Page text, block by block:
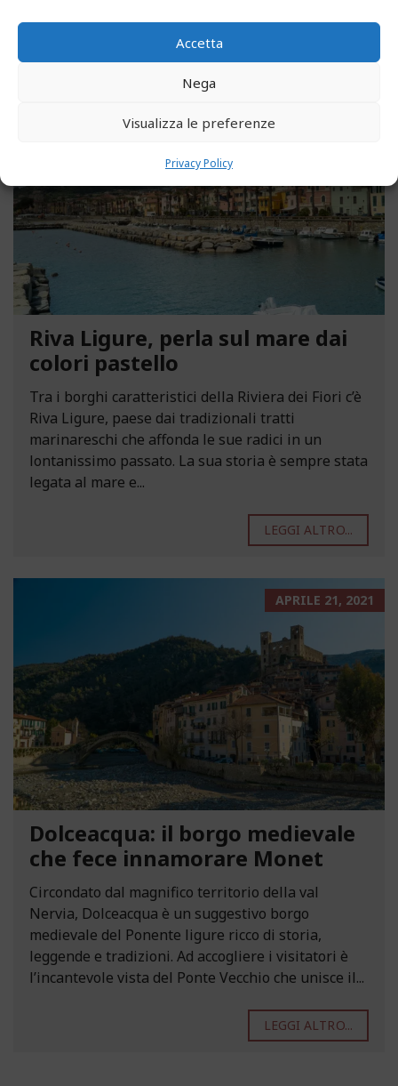
Accetta
Nega
Visualizza le preferenze
Privacy Policy
Riva Ligure, perla sul mare dai
colori pastello
Tra i borghi caratteristici della Riviera dei Fiori c’è
Riva Ligure, paese dai tradizionali tratti
marinareschi che affonda le sue radici in un
lontanissimo passato. La sua storia è sempre stata
legata al mare e...
LEGGI ALTRO...
APRILE 21, 2021
Dolceacqua: il borgo medievale
che fece innamorare Monet
Circondato dal magnifico territorio della val
Nervia, Dolceacqua è un suggestivo borgo
medievale del Ponente ligure ricco di storia,
leggende e tradizioni. Ad accogliere i visitatori è
l’incantevole vista del Ponte Vecchio che unisce il...
LEGGI ALTRO...